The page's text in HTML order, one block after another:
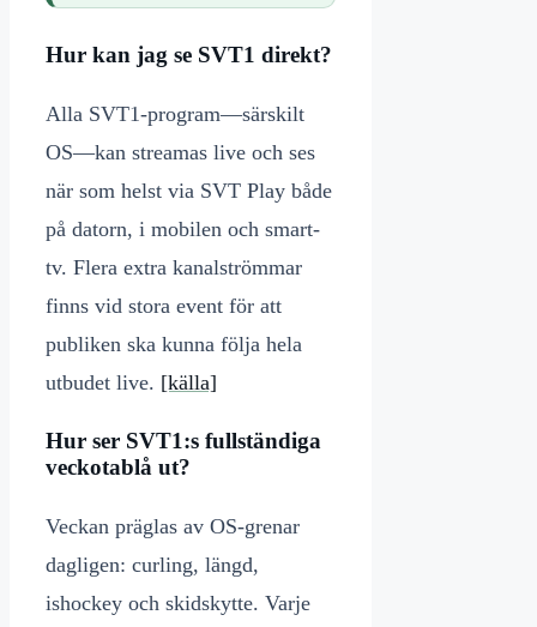
Hur kan jag se SVT1 direkt?
Alla SVT1-program—särskilt
OS—kan streamas live och ses
när som helst via SVT Play både
på datorn, i mobilen och smart-
tv. Flera extra kanalströmmar
finns vid stora event för att
publiken ska kunna följa hela
utbudet live. [källa]
Hur ser SVT1:s fullständiga
veckotablå ut?
Veckan präglas av OS-grenar
dagligen: curling, längd,
ishockey och skidskytte. Varje